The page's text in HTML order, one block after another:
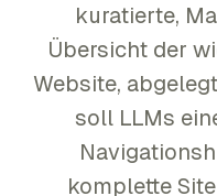
kuratierte,
Übersicht der
Website,
soll LLMs
komplette